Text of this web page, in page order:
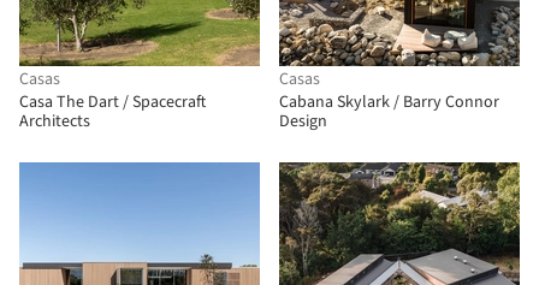
Casas
Casa The Dart / Spacecraft
Architects
Casas
Cabana Skylark / Barry Connor
Design